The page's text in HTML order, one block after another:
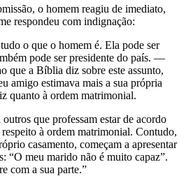
o homem reagiu de imediato,
respondeu com indignação:
o que o homem é. Ela pode ser
pode ser presidente do país. —
que a Bíblia diz sobre este assunto,
amigo estimava mais a sua própria
quanto à ordem matrimonial.
que professam estar de acordo
à ordem matrimonial. Contudo,
casamento, começam a apresentar
“O meu marido não é muito capaz”.
com a sua parte.”